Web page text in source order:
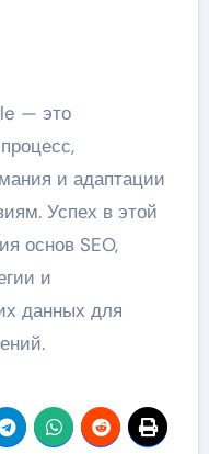
— это
и адаптации
Успех в этой
основ SEO,
и
данных для